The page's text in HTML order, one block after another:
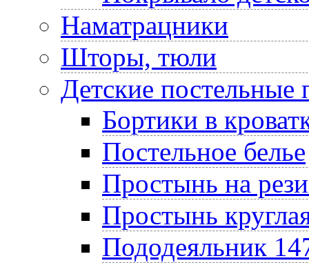
Наматрацники
Шторы, тюли
Детские постельные
Бортики в
Постельное белье
Простынь на
Простынь
Пододеяльник